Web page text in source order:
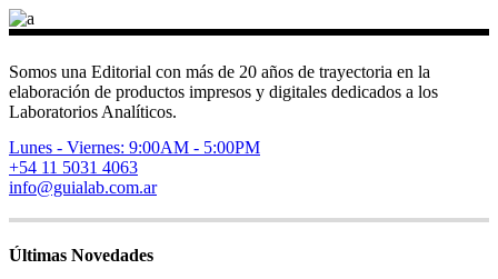
Somos una Editorial con más de 20 años de trayectoria en la
elaboración de productos impresos y digitales dedicados a los
Laboratorios Analíticos.
Lunes - Viernes: 9:00AM - 5:00PM
+54 11 5031 4063
info@guialab.com.ar
Últimas Novedades